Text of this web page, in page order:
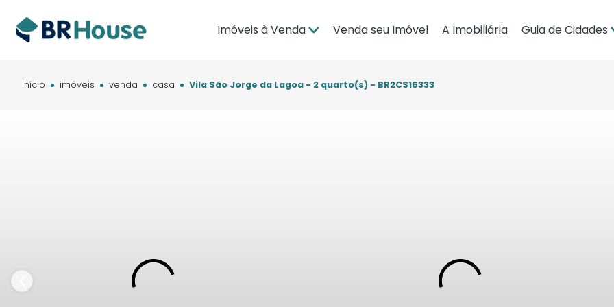
Imóveis à Venda Venda seu Imóvel A Imobiliária Guia de Cidades
Início imóveis venda casa Vila São Jorge da Lagoa - 2 quarto(s) - BR2CS16333